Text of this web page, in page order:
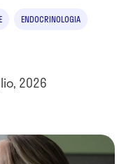
ENDOCRINOLOGIA
2026